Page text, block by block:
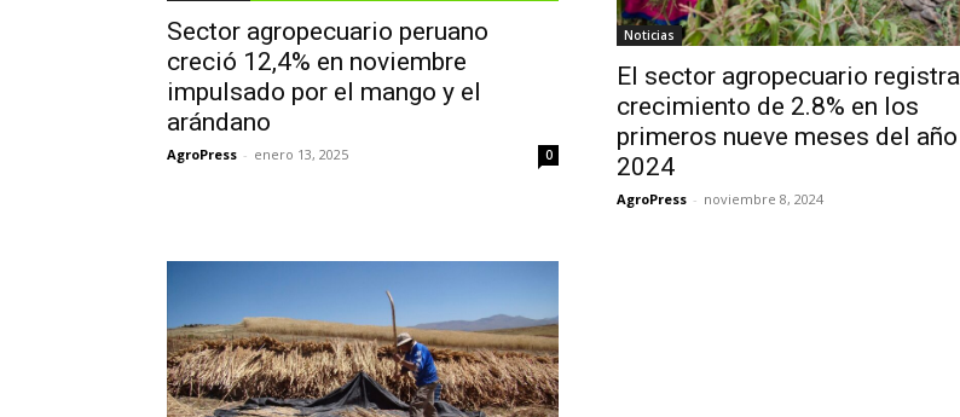
Sector agropecuario peruano
creció 12,4% en noviembre
impulsado por el mango y el
arándano
AgroPress - enero 13, 2025 0
Noticias
El sector agropecuario registra
crecimiento de 2.8% en los
primeros nueve meses del año
2024
AgroPress - noviembre 8, 2024